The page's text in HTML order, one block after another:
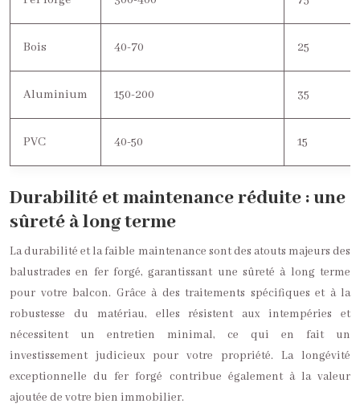
Bois 40-70 25
Aluminium 150-200 35
PVC 40-50 15
Durabilité et maintenance réduite : une
sûreté à long terme
La durabilité et la faible maintenance sont des atouts majeurs des
balustrades en fer forgé, garantissant une sûreté à long terme
pour votre balcon. Grâce à des traitements spécifiques et à la
robustesse du matériau, elles résistent aux intempéries et
nécessitent un entretien minimal, ce qui en fait un
investissement judicieux pour votre propriété. La longévité
exceptionnelle du fer forgé contribue également à la valeur
ajoutée de votre bien immobilier.